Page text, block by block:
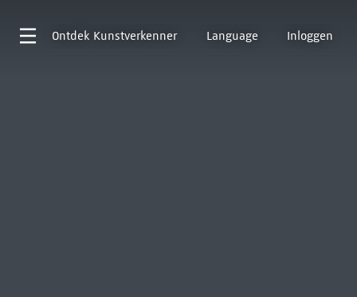
Ontdek Kunstverkenner Language Inloggen